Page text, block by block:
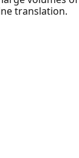
translation.